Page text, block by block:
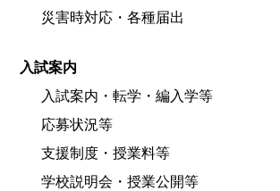
災害時対応・各種届出
入試案内
入試案内・転学・編入学等
応募状況等
支援制度・授業料等
学校説明会・授業公開等